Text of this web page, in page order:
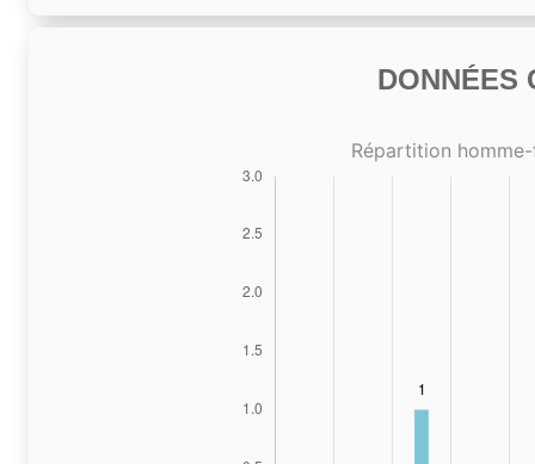
DONNÉES
Répartition